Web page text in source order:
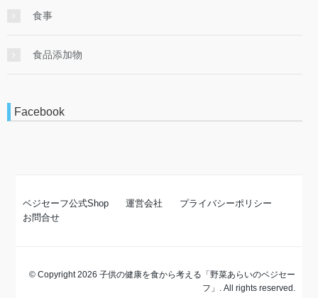
食事
食品添加物
Facebook
ベジセーフ公式Shop 運営会社
プライバシーポリシー
お問合せ
© Copyright 2026 子供の健康を食から考える「野菜あらいのベジセー
フ」. All rights reserved.